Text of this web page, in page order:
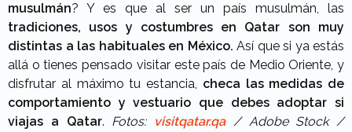
musulmán? Y es que al ser un país musulmán, las
tradiciones, usos y costumbres en Qatar son muy
distintas a las habituales en México. Así que si ya estás
allá o tienes pensado visitar este país de Medio Oriente, y
disfrutar al máximo tu estancia, checa las medidas de
comportamiento y vestuario que debes adoptar si
viajas a Qatar. Fotos: visitqatar.qa/ Adobe Stock /